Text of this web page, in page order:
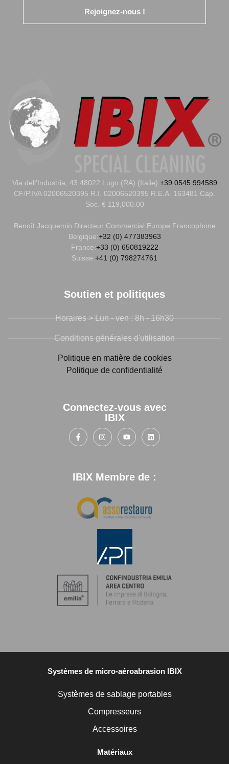
Rejoignez-nous !
Via dell’Industria, 43 48022 Lugo (RA) (Italie) +39 0545 994589
CF/P.IVA 02006520395 R.I. 02006520395 R.E.A. 163481 Cap.
Soc. € 119,000.00
Benoît Jacquemin Directeur Commercial Europe Francophone
Belgique:+32 (0) 477383963
France:+33 (0) 650819222
Suisse:+41 (0) 798274761
Soutien et politiques
Horaires > Lun - ven : 8h - 16h30
Conditions générales d'utilisation
Politique en matière de cookies
Politique de confidentialité
Connectez-vous avec
IBIX
IBIX Membre de :
Systèmes de micro-aéroabrasion IBIX
Systèmes de sablage portables
Compresseurs
Accessoires
Matériaux